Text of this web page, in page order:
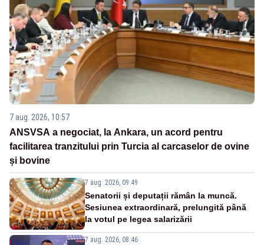
7 aug. 2026, 10:57
ANSVSA a negociat, la Ankara, un acord pentru
facilitarea tranzitului prin Turcia al carcaselor de ovine
și bovine
7 aug. 2026, 09:49
Senatorii și deputații rămân la muncă.
Sesiunea extraordinară, prelungită până
la votul pe legea salarizării
7 aug. 2026, 08:46